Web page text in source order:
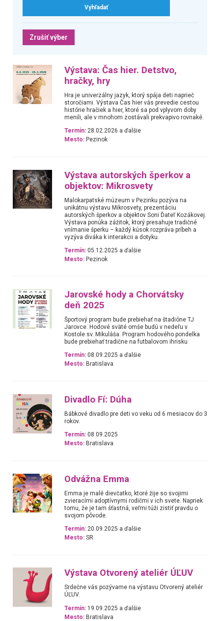
Zrušiť výber
Výstava: Čas hier. Detstvo,
hračky, hry
Hra je univerzálny jazyk, ktorý spája deti naprieč
storočiami. Výstava Čas hier vás prevedie cestou
histórie hračiek a hier, ktoré sa pod vplyvom doby
menili, ale v mnohom zostávali prekvapivo rovnaké.
Termín: 28.02.2026 a ďalšie
Mesto: Pezinok
Výstava autorských šperkov a
objektov: Mikrosvety
Malokarpatské múzeum v Pezinku pozýva na
unikátnu výstavu Mikrosvety, prezentáciu
autorských šperkov a objektov Soni Ďateľ Kozákovej.
Výstava ponúka zážitok, ktorý presahuje tradičné
vnímanie šperku – každý kúsok rozpráva príbeh a
vyzýva diváka k interakcii a dotyku.
Termín: 05.12.2025 a ďalšie
Mesto: Pezinok
Jarovské hody a Chorvátsky
deň 2025
Športový program bude prebiehať na štadióne TJ
Jarovce. Hodové sväté omše budú v nedeľu v
Kostole sv. Mikuláša. Program hodového pondelka
bude prebiehať tradične na futbalovom ihrisku
Termín: 08.09.2025 a ďalšie
Mesto: Bratislava
Divadlo Fí: Dúha
Bábkové divadlo pre deti vo veku od 6 mesiacov do 3
rokov.
Termín: 08.09.2025
Mesto: Bratislava
Odvážna Emma
Emma je malé dievčatko, ktoré žije so svojimi
zvieracími adoptívnymi rodičmi v ich svete. Napriek
tomu, že je tam šťastná, veľmi túži zistiť pravdu o
svojom pôvode.
Termín: 20.09.2025 a ďalšie
Mesto: SR
Výstava Otvorený ateliér ÚĽUV
Srdečne vás pozývame na výstavu Otvorený ateliér
ÚĽUV.
Termín: 19.09.2025 a ďalšie
Mesto: Bratislava